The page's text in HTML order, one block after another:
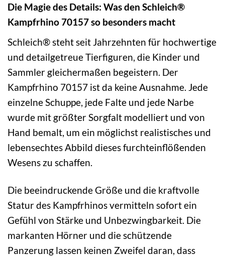
Die Magie des Details: Was den Schleich®
Kampfrhino 70157 so besonders macht
Schleich® steht seit Jahrzehnten für hochwertige
und detailgetreue Tierfiguren, die Kinder und
Sammler gleichermaßen begeistern. Der
Kampfrhino 70157 ist da keine Ausnahme. Jede
einzelne Schuppe, jede Falte und jede Narbe
wurde mit größter Sorgfalt modelliert und von
Hand bemalt, um ein möglichst realistisches und
lebensechtes Abbild dieses furchteinflößenden
Wesens zu schaffen.
Die beeindruckende Größe und die kraftvolle
Statur des Kampfrhinos vermitteln sofort ein
Gefühl von Stärke und Unbezwingbarkeit. Die
markanten Hörner und die schützende
Panzerung lassen keinen Zweifel daran, dass